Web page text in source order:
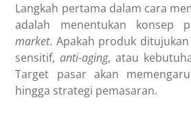
Langkah pertama dalam cara
adalah menentukan konsep
market. Apakah produk
sensitif,anti-aging, atau
Target pasar akan
hingga strategi pemasaran.